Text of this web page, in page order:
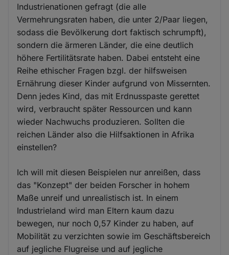
Industrienationen gefragt (die alle
Vermehrungsraten haben, die unter 2/Paar liegen,
sodass die Bevölkerung dort faktisch schrumpft),
sondern die ärmeren Länder, die eine deutlich
höhere Fertilitätsrate haben. Dabei entsteht eine
Reihe ethischer Fragen bzgl. der hilfsweisen
Ernährung dieser Kinder aufgrund von Missernten.
Denn jedes Kind, das mit Erdnusspaste gerettet
wird, verbraucht später Ressourcen und kann
wieder Nachwuchs produzieren. Sollten die
reichen Länder also die Hilfsaktionen in Afrika
einstellen?
Ich will mit diesen Beispielen nur anreißen, dass
das "Konzept" der beiden Forscher in hohem
Maße unreif und unrealistisch ist. In einem
Industrieland wird man Eltern kaum dazu
bewegen, nur noch 0,57 Kinder zu haben, auf
Mobilität zu verzichten sowie im Geschäftsbereich
auf jegliche Flugreise und auf jegliche